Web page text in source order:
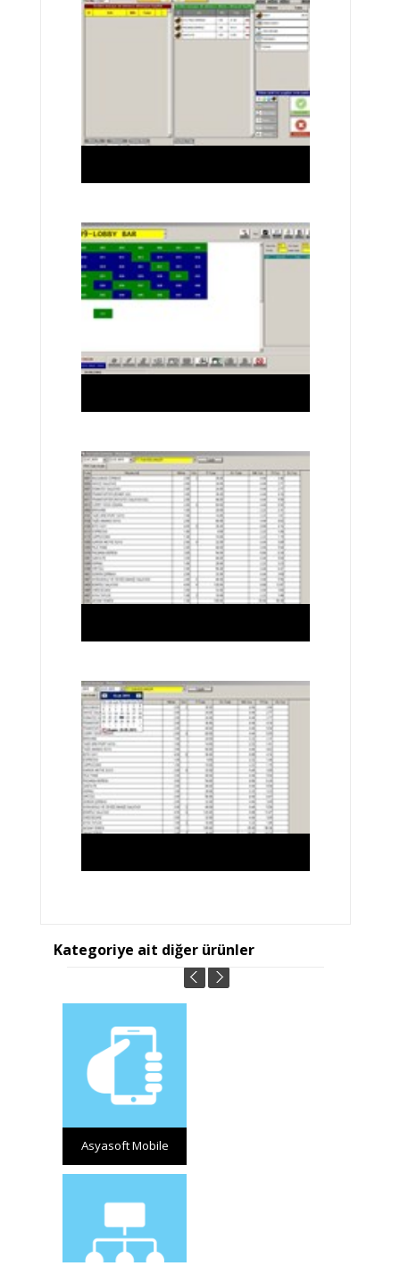
Kategoriye ait diğer ürünler
Asyasoft Mobile